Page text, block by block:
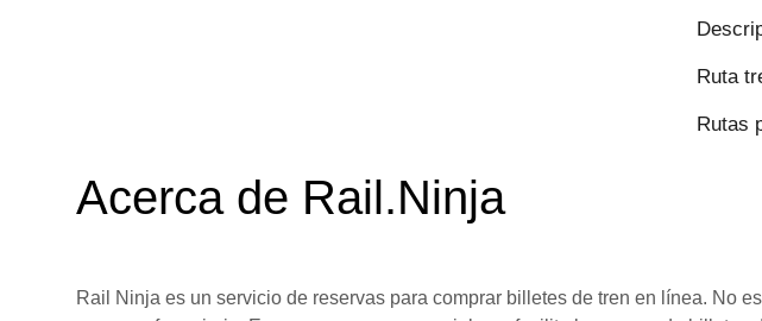
Ruta
Rutas
Acerca de Rail.Ninja
Rail Ninja es un servicio de reservas para comprar billetes de tren en línea. No